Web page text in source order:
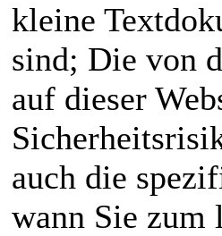
kleine
sind; Die von
auf dieser
auch die
wann Sie zum